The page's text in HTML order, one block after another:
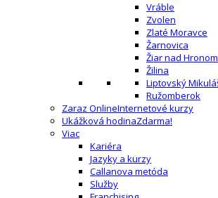
Vráble
Zvolen
Zlaté Moravce
Žarnovica
Žiar nad Hronom
Žilina
Liptovský
Ružomberok
Zaraz OnlineInternetové kurzy
Ukážková hodinaZdarma!
Viac
Kariéra
Jazyky a kurzy
Callanova metóda
Služby